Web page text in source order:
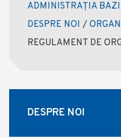
ADMINISTRAȚIA
DESPRE NOI /
REGULAMENT DE
DESPRE NOI